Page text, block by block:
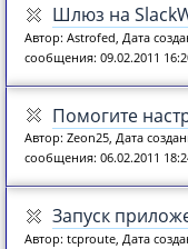
Шлюз на
Автор: Astrofed, Дата
сообщения: 09.02.2011
Помогите
Автор: Zeon25, Дата
сообщения: 06.02.2011
Запуск
Автор: tcproute, Дата